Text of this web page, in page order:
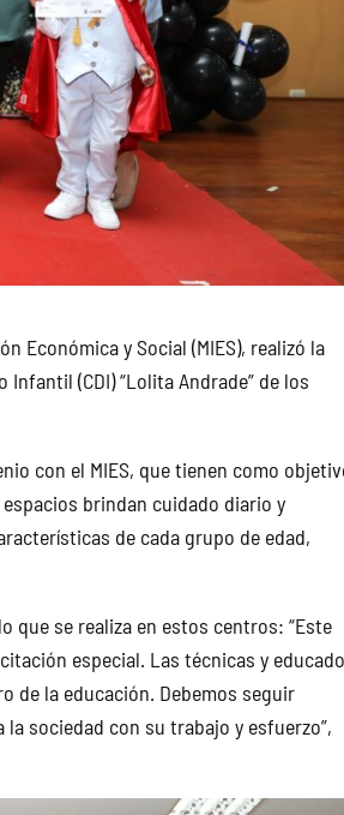
Económica y Social (MIES), realizó la
(CDI) “Lolita Andrade” de los
con el MIES, que tienen como
brindan cuidado diario y
de cada grupo de edad,
que se realiza en estos centros: “Este
especial. Las técnicas y
de la educación. Debemos seguir
sociedad con su trabajo y esfuerzo”,